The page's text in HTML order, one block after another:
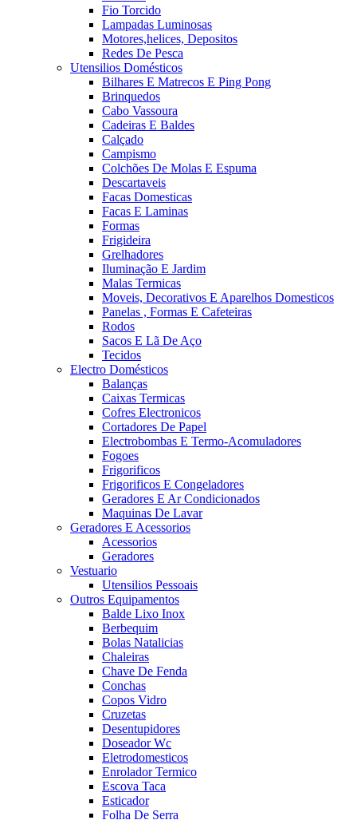
Fio Torcido
Lampadas Luminosas
Motores,helices, Depositos
Redes De Pesca
Utensilios Domésticos
Bilhares E Matrecos E Ping Pong
Brinquedos
Cabo Vassoura
Cadeiras E Baldes
Calçado
Campismo
Colchões De Molas E Espuma
Descartaveis
Facas Domesticas
Facas E Laminas
Formas
Frigideira
Grelhadores
Iluminação E Jardim
Malas Termicas
Moveis, Decorativos E Aparelhos Domesticos
Panelas , Formas E Cafeteiras
Rodos
Sacos E Lã De Aço
Tecidos
Electro Domésticos
Balanças
Caixas Termicas
Cofres Electronicos
Cortadores De Papel
Electrobombas E Termo-Acomuladores
Fogoes
Frigorificos
Frigorificos E Congeladores
Geradores E Ar Condicionados
Maquinas De Lavar
Geradores E Acessorios
Acessorios
Geradores
Vestuario
Utensilios Pessoais
Outros Equipamentos
Balde Lixo Inox
Berbequim
Bolas Natalicias
Chaleiras
Chave De Fenda
Conchas
Copos Vidro
Cruzetas
Desentupidores
Doseador Wc
Eletrodomesticos
Enrolador Termico
Escova Taca
Esticador
Folha De Serra